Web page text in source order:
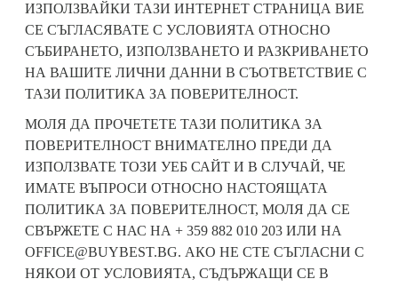
ИЗПОЛЗВАЙКИ ТАЗИ ИНТЕРНЕТ СТРАНИЦА ВИЕ
СЕ СЪГЛАСЯВАТЕ С УСЛОВИЯТА ОТНОСНО
СЪБИРАНЕТО, ИЗПОЛЗВАНЕТО И РАЗКРИВАНЕТО
НА ВАШИТЕ ЛИЧНИ ДАННИ В СЪОТВЕТСТВИЕ С
ТАЗИ ПОЛИТИКА ЗА ПОВЕРИТЕЛНОСТ.
МОЛЯ ДА ПРОЧЕТЕТЕ ТАЗИ ПОЛИТИКА ЗА
ПОВЕРИТЕЛНОСТ ВНИМАТЕЛНО ПРЕДИ ДА
ИЗПОЛЗВАТЕ ТОЗИ УЕБ САЙТ И В СЛУЧАЙ, ЧЕ
ИМАТЕ ВЪПРОСИ ОТНОСНО НАСТОЯЩАТА
ПОЛИТИКА ЗА ПОВЕРИТЕЛНОСТ, МОЛЯ ДА СЕ
СВЪРЖЕТЕ С НАС НА + 359 882 010 203 ИЛИ НА
OFFICE@BUYBEST.BG. АКО НЕ СТЕ СЪГЛАСНИ С
НЯКОИ ОТ УСЛОВИЯТА, СЪДЪРЖАЩИ СЕ В